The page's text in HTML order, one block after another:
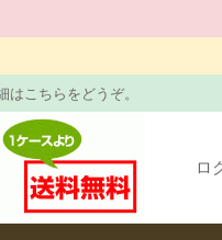
こちらをどうぞ。
ロ